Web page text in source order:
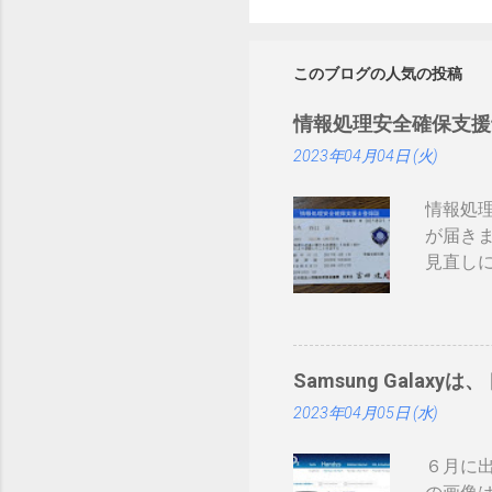
このブログの人気の投稿
情報処理安全確保支
2023年04月04日 (火)
情報処
が届き
見直し
証かな
みたい
て：
録番号
構な金
Samsung Galaxyは、
2023年04月05日 (水)
６月に